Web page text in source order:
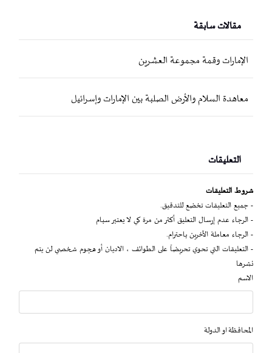
مقالات سابقة
الإمارات وقمة مجموعة العشرين
معاهدة السلام والأرض الصلبة بين الإمارات وإسرائيل
التعليقات
شروط التعليقات
- جميع التعليقات تخضع للتدقيق.
- الرجاء عدم إرسال التعليق أكثر من مرة كي لا يعتبر سبام
- الرجاء معاملة الآخرين باحترام.
- التعليقات التي تحوي تحريضاً على الطوائف ، الاديان أو هجوم شخصي لن يتم
نشرها
الاسم
المحافظة او الدولة